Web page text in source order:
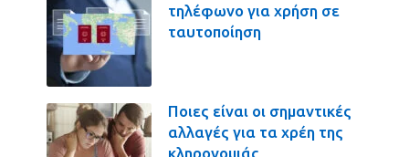
τηλέφωνο για χρήση σε
ταυτοποίηση
Ποιες είναι οι σημαντικές
αλλαγές για τα χρέη της
κληρονομιάς